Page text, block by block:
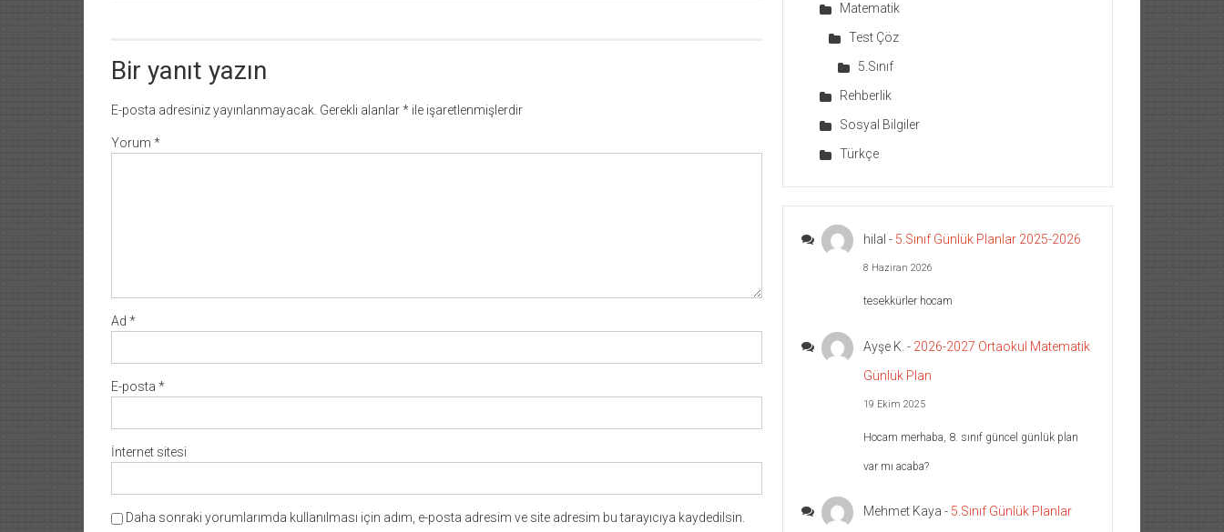
Bir yanıt yazın
E-posta adresiniz yayınlanmayacak. Gerekli alanlar* ile işaretlenmişlerdir
Yorum *
Ad *
E-posta *
İnternet sitesi
Daha sonraki yorumlarımda kullanılması için adım, e-posta adresim ve site adresim bu tarayıcıya kaydedilsin.
Matematik
Test Çöz
5.Sınıf
Rehberlik
Sosyal Bilgiler
Türkçe
hilal - 5.Sınıf Günlük Planlar 2025-2026
8 Haziran 2026
tesekkürler hocam
Ayşe K. - 2026-2027 Ortaokul Matematik
Günlük Plan
19 Ekim 2025
Hocam merhaba, 8. sınıf güncel günlük plan
var mı acaba?
Mehmet Kaya - 5.Sınıf Günlük Planlar